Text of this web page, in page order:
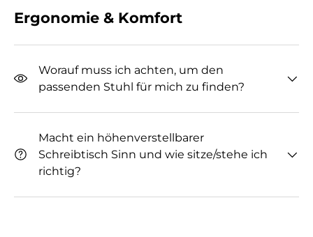
Ergonomie & Komfort
Worauf muss ich achten, um den
passenden Stuhl für mich zu finden?
Macht ein höhenverstellbarer
Schreibtisch Sinn und wie sitze/stehe ich
richtig?